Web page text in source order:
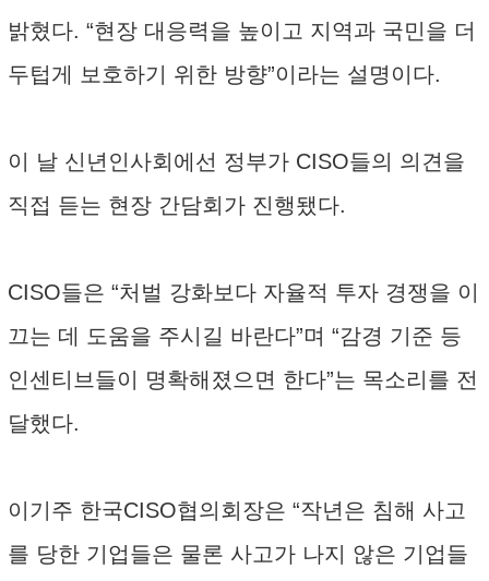
밝혔다. “현장 대응력을 높이고 지역과 국민을 더
두텁게 보호하기 위한 방향”이라는 설명이다.
이 날 신년인사회에선 정부가 CISO들의 의견을
직접 듣는 현장 간담회가 진행됐다.
CISO들은 “처벌 강화보다 자율적 투자 경쟁을 이
끄는 데 도움을 주시길 바란다”며 “감경 기준 등
인센티브들이 명확해졌으면 한다”는 목소리를 전
달했다.
이기주 한국CISO협의회장은 “작년은 침해 사고
를 당한 기업들은 물론 사고가 나지 않은 기업들